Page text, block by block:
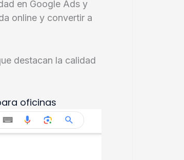
en Google Ads y
online y convertir a
destacan la calidad
oficinas